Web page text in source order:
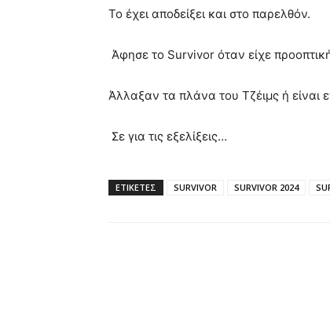
Το έχει αποδείξει και στο παρελθόν.
Άφησε το Survivor όταν είχε
Άλλαξαν τα πλάνα του Τζέιμς ή είναι
Σε για τις εξελίξεις…
ΕΤΙΚΈΤΕΣ SURVIVOR SURVIVOR 2024